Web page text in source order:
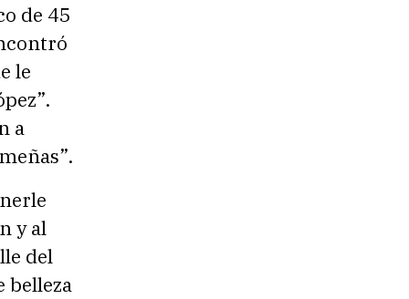
de 45
le
a
y al
del
belleza